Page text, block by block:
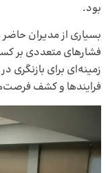
بود.
بسیاری از مدیران
فشارهای متعددی بر
زمینه‌ای برای بازنگری
فرایندها و کشف